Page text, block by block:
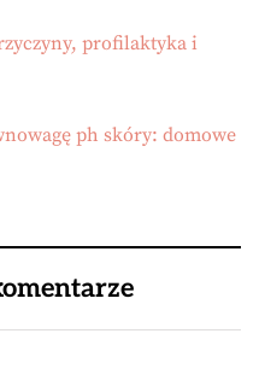
profilaktyka i
ph skóry: domowe